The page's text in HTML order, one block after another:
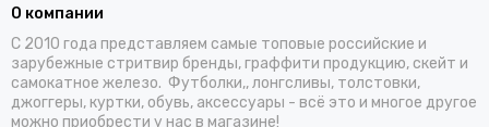
О компании
С 2010 года представляем самые топовые российские и
зарубежные стритвир бренды, граффити продукцию, скейт и
самокатное железо. Футболки,, лонгсливы, толстовки,
джоггеры, куртки, обувь, аксессуары - всё это и многое другое
можно приобрести у нас в магазине!